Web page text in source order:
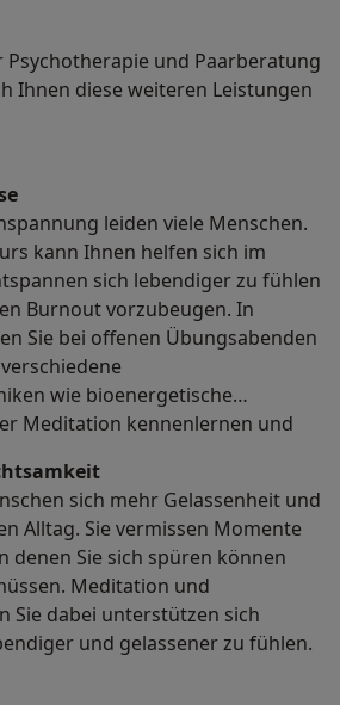
und Paarberatung
Ihnen diese weiteren Leistungen
leiden viele Menschen.
kann Ihnen helfen sich im
sich lebendiger zu fühlen
Burnout vorzubeugen. In
Sie bei offenen Übungsabenden
wie bioenergetische
Meditation kennenlernen und
sich mehr Gelassenheit und
Alltag. Sie vermissen Momente
denen Sie sich spüren können
Meditation und
Sie dabei unterstützen sich
und gelassener zu fühlen.